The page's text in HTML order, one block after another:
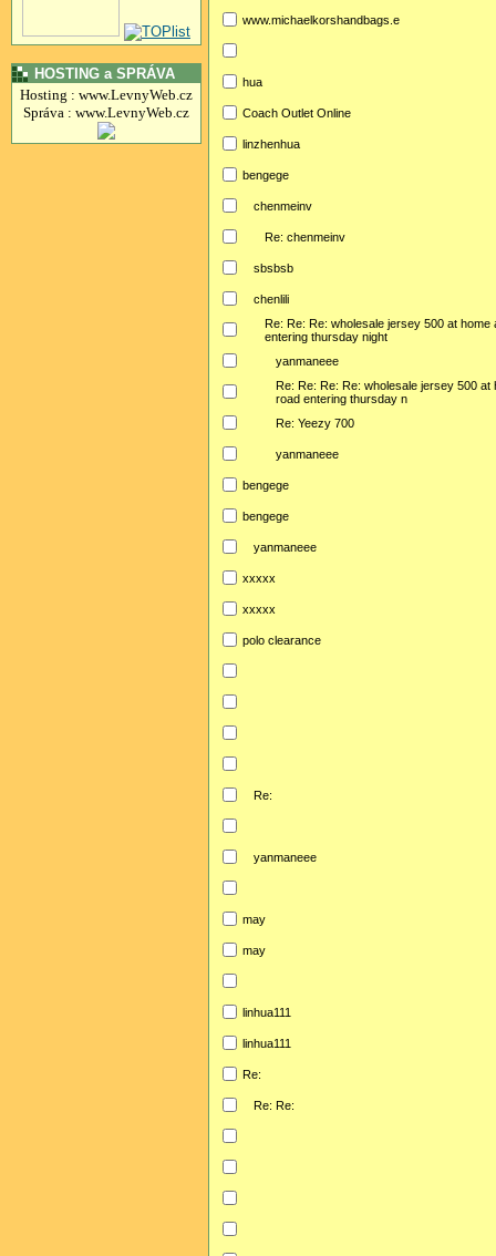
HOSTING a SPRÁVA
Hosting : www.LevnyWeb.cz
Správa : www.LevnyWeb.cz
www.michaelkorshandbags.e
hua
Coach Outlet Online
linzhenhua
bengege
chenmeinv
Re: chenmeinv
sbsbsb
chenlili
Re: Re: Re: wholesale jersey 500 at home
entering thursday night
yanmaneee
Re: Re: Re: Re: wholesale jersey 500 at
road entering thursday n
Re: Yeezy 700
yanmaneee
bengege
bengege
yanmaneee
xxxxx
xxxxx
polo clearance
Re:
yanmaneee
may
may
linhua111
linhua111
Re:
Re: Re: